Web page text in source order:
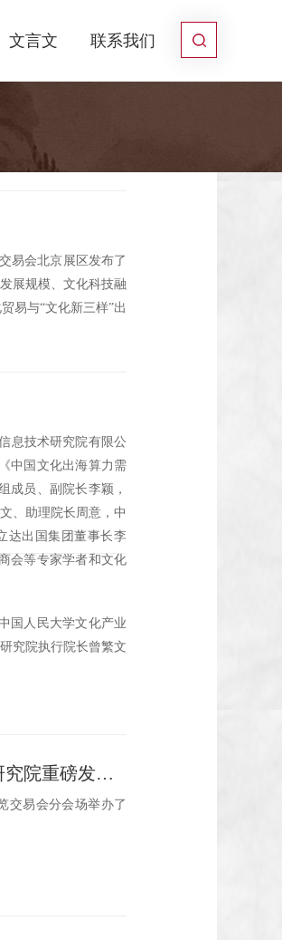
文言文 联系我们
易会北京展区发布了
展规模、文化科技融
易与“文化新三样”出
息技术研究院有限公
中国文化出海算力需
成员、副院长李颖，
、助理院长周意，中
达出国集团董事长李
会等专家学者和文化
国人民大学文化产业
究院执行院长曾繁文
“2024中国省市文化产业发展指数”结果由中国人民大学文化产业研究院重磅发布，“文产携行计划”正式启动
交易会分会场举办了